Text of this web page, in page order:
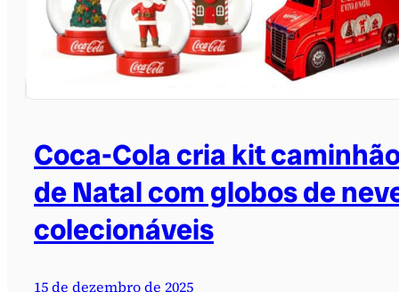
Coca-Cola cria kit
de Natal com globos de
colecionáveis
15 de dezembro de 2025